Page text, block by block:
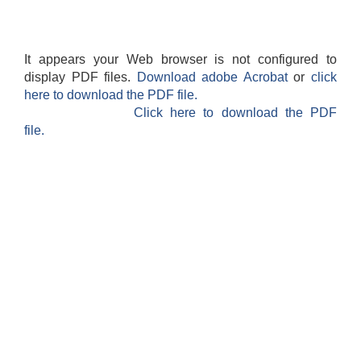
It appears your Web browser is not configured to
display PDF files.
Download adobe Acrobatorclick
here to download the PDF file.
Click here to download the PDF
file.